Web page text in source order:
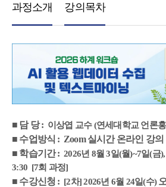
과정소개 강의목차
■ 담 당 : 이상엽 교수 (연세대학교 언론
■ 수업방식 : Zoom 실시간 온라인 강의
■ 학습기간 : 2026년 8월 3일(월)~7일(금
3:30 [7회 과정]
■ 수강신청 : [2차] 2026년 6월 24일(수)